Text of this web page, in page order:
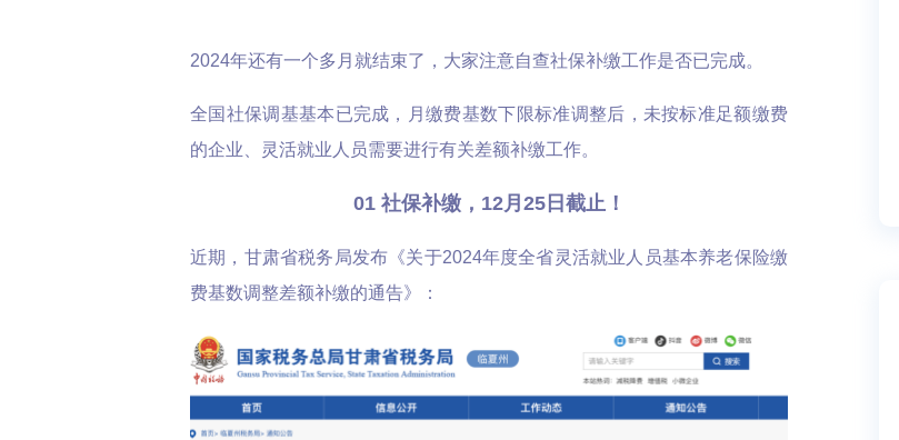
2024年还有一个多月就结束了，大家注意自查社保补缴工作是否已完成。
全国社保调基基本已完成，月缴费基数下限标准调整后，未按标准足额缴费
的企业、灵活就业人员需要进行有关差额补缴工作。
01 社保补缴，12月25日截止！
近期，甘肃省税务局发布《关于2024年度全省灵活就业人员基本养老保险缴
费基数调整差额补缴的通告》：